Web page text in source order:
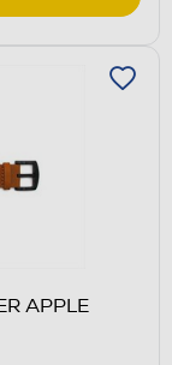
APPLE